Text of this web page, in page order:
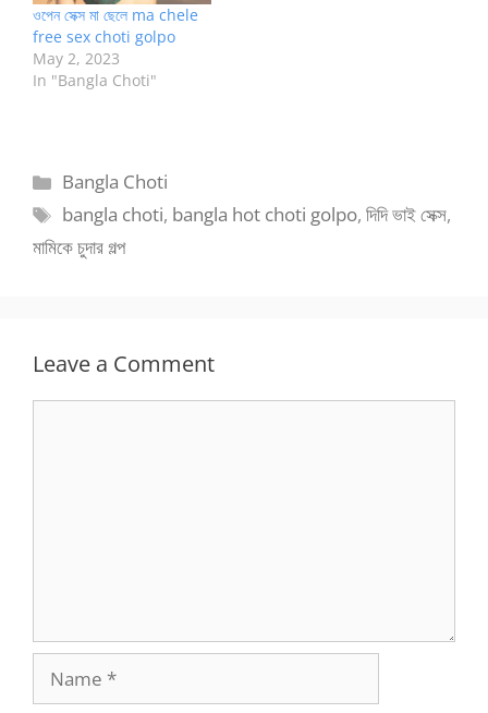
ওপেন সেক্স মা ছেলে ma chele
free sex choti golpo
May 2, 2023
In "Bangla Choti"
Categories
Bangla Choti
Tags
bangla choti, bangla hot choti golpo,দিদি ভাই সেক্স,
মামিকে চুদার গল্প
Leave a Comment